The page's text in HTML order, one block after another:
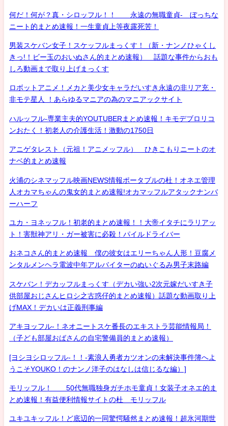
何だ！何が？真・シロッフル！！ 永遠の無職童貞- ぼっちな
ニート的まとめ速報！一生童貞上等夜露死苦！
男装スケバン女子！スケッフルまっくす！（新・ナンノひゃくし
きっ!！ビー玉のおいぬさん的まとめ速報） 話題な事件からおも
しろ動画まで取り上げまっくす
ロボットアニメ！メカと美少女キャラだいすき永遠の非リア充・
非モテ星人 ！あらゆるマニアの為のマニアックサイト
ハルッフル-専業主夫的YOUTUBERまとめ速報！キモデブロリコ
ンおたく！初老人の介護生活！激動の1750日
アニゲタレスト（元祖！アニメッフル） ひきこもりニートのオ
ナベ的まとめ速報
火浦のシネマッフル映画NEWS情報ポータブルの杜！オネエ管理
人オカマちゃんの鬼女的まとめ速報!オカマッフルアタックナンバ
ーハーフ
ユカ・ヨネッフル！初老的まとめ速報！！大帝イタチにラリアッ
ト！害獣神アリ・ガー被害に必殺！パイルドライバー
おネコさん的まとめ速報 僕の彼女はエリーちゃん人形！豆腐メ
ンタルメンヘラ電波中年アルバイターのぬいぐるみ男子末路編
スケバン！デカッフルまっくす（デカい強い2次元嫁だいすき子
供部屋おじさんヒロシ之古惑仔的まとめ速報）話題な動画取り上
げMAX！デカいは正義刑事編
アキヨッフル-！ネオニートスケ番長のエキストラ芸能情報局！
（子ども部屋おばさんの自宅警備員的まとめ速報）
[ヨシヨシロッフル-！！-素浪人勇者カツオンの未解決事件簿へよ
うこそYOUKO！のナンノ洋子のはなしは信じるな編）]
モリッフル！ 50代無職独身ガチホモ童貞！女装子オネエ的ま
とめ速報！有益便利情報サイトの杜 モリッフル
ユキユキッフル！ど底辺的一同驚愕騒然まとめ速報！超氷河期世